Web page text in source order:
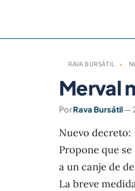
RAVA BURSÁTIL ▸
Merval
PorRava Bursátil—
Nuevo decreto:
Propone que
a un canje de
La breve